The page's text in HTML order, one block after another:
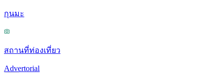
กุนมะ
สถานที่ท่องเที่ยว
Advertorial